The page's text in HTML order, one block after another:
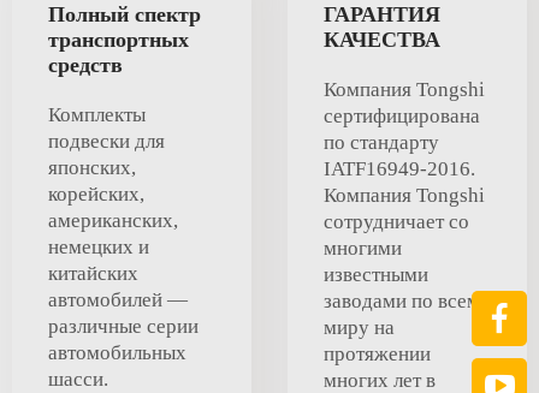
Полный спектр
транспортных
средств
Комплекты
подвески для
японских,
корейских,
американских,
немецких и
китайских
автомобилей —
различные серии
автомобильных
шасси.
ГАРАНТИЯ
КАЧЕСТВА
Компания Tongshi
сертифицирована
по стандарту
IATF16949-2016.
Компания Tongshi
сотрудничает со
многими
известными
заводами по всему
миру на
протяжении
многих лет в